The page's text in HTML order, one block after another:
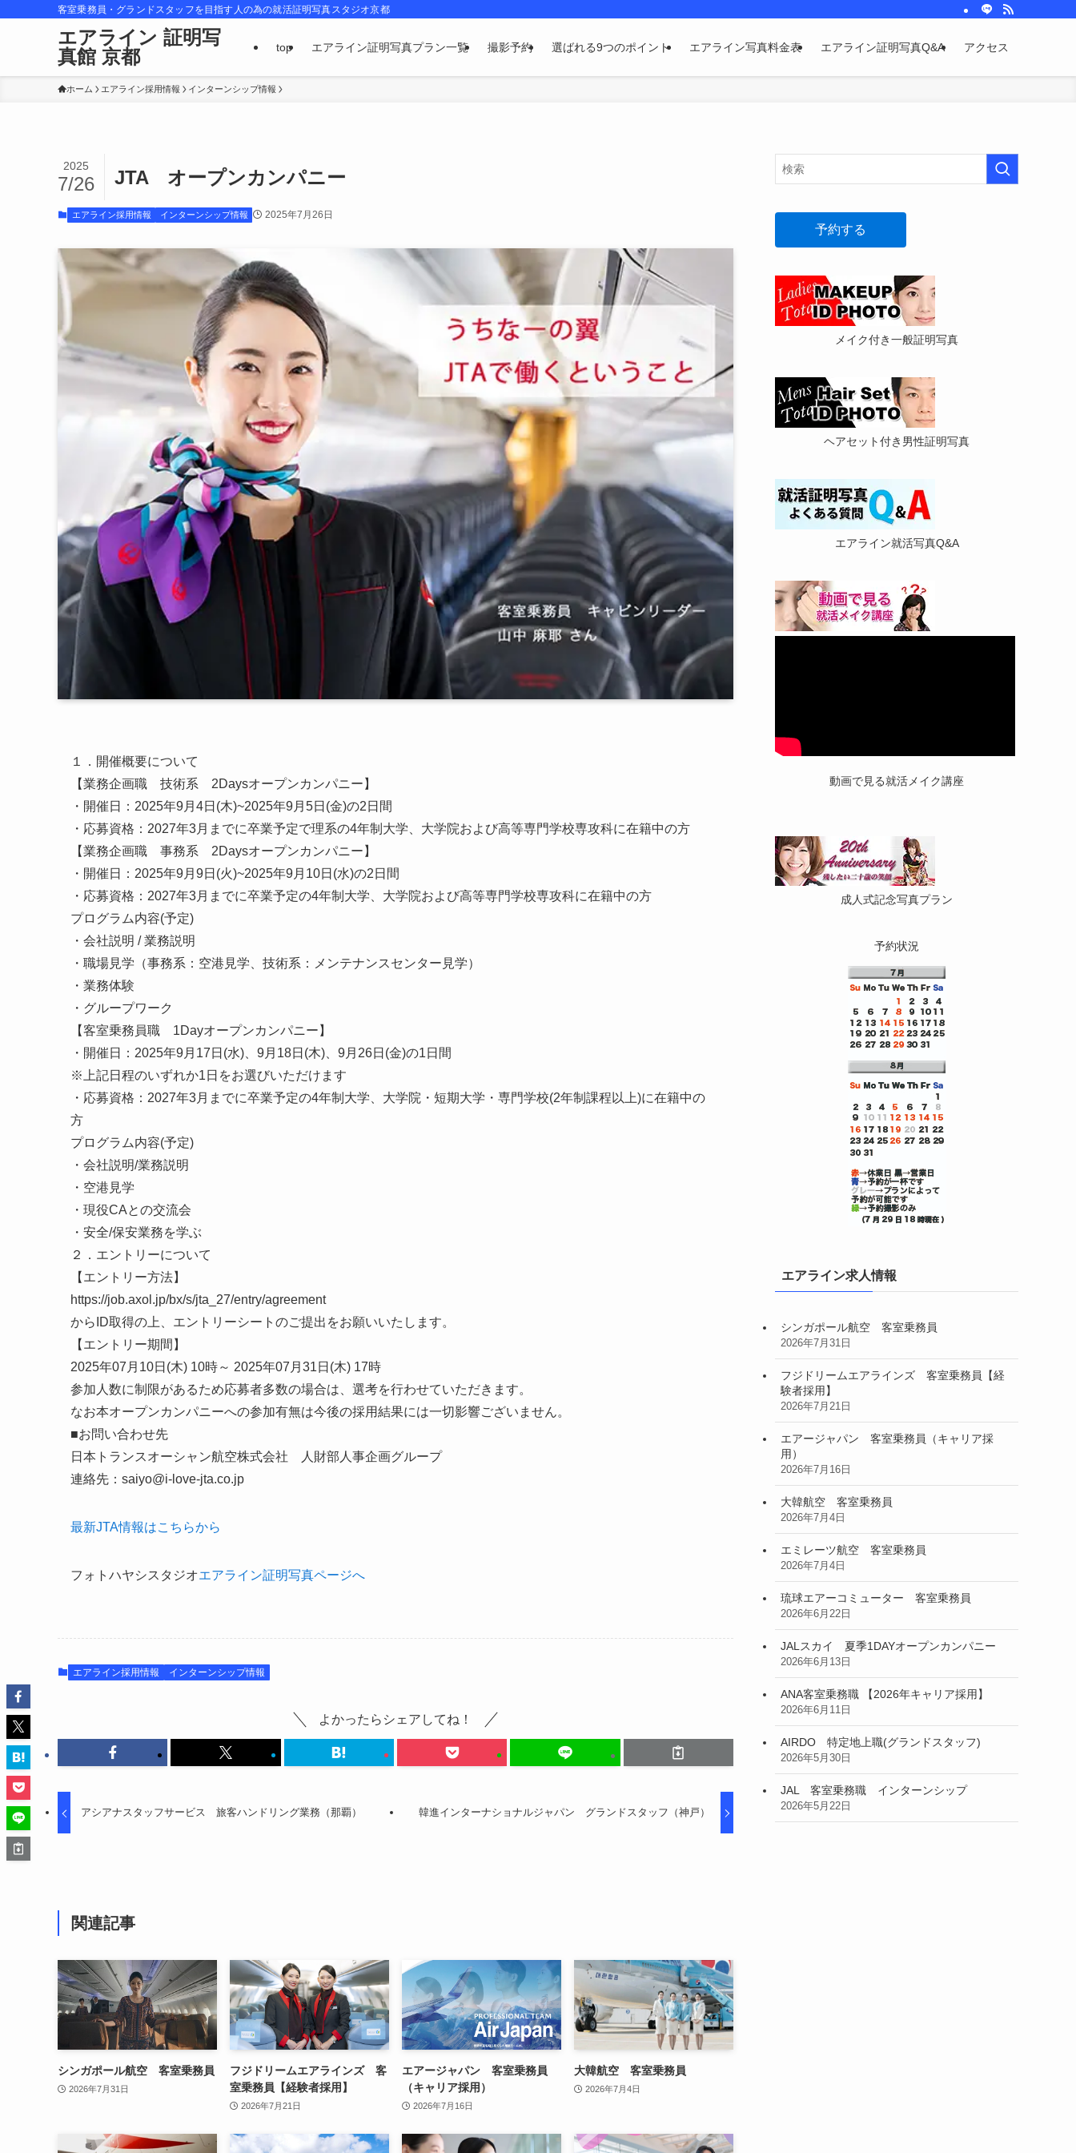
客室乗務員・グランドスタッフを目指す人の為の就活証明写真スタジオ京都
エアライン 証明写
真館 京都
top エアライン証明写真プラン一覧 撮影予約 選ばれる9つのポイント エアライン写真料金表 エアライン証明写真Q&A アクセス
ホーム エアライン採用情報 インターンシップ情報
JTA オープンカンパニー
2025
7/26
エアライン採用情報 インターンシップ情報 2025年7月26日
１．開催概要について
【業務企画職 技術系 2Daysオープンカンパニー】
・開催日：2025年9月4日(木)~2025年9月5日(金)の2日間
・応募資格：2027年3月までに卒業予定で理系の4年制大学、大学院および高等専門学校専攻科に在籍中の方
【業務企画職 事務系 2Daysオープンカンパニー】
・開催日：2025年9月9日(火)~2025年9月10日(水)の2日間
・応募資格：2027年3月までに卒業予定の4年制大学、大学院および高等専門学校専攻科に在籍中の方
プログラム内容(予定)
・会社説明 / 業務説明
・職場見学（事務系：空港見学、技術系：メンテナンスセンター見学）
・業務体験
・グループワーク
【客室乗務員職 1Dayオープンカンパニー】
・開催日：2025年9月17日(水)、9月18日(木)、9月26日(金)の1日間
※上記日程のいずれか1日をお選びいただけます
・応募資格：2027年3月までに卒業予定の4年制大学、大学院・短期大学・専門学校(2年制課程以上)に在籍中の
方
プログラム内容(予定)
・会社説明/業務説明
・空港見学
・現役CAとの交流会
・安全/保安業務を学ぶ
２．エントリーについて
【エントリー方法】
https://job.axol.jp/bx/s/jta_27/entry/agreement
からID取得の上、エントリーシートのご提出をお願いいたします。
【エントリー期間】
2025年07月10日(木) 10時～ 2025年07月31日(木) 17時
参加人数に制限があるため応募者多数の場合は、選考を行わせていただきます。
なお本オープンカンパニーへの参加有無は今後の採用結果には一切影響ございません。
■お問い合わせ先
日本トランスオーシャン航空株式会社 人財部人事企画グループ
連絡先：saiyo@i-love-jta.co.jp
最新JTA情報はこちらから
フォトハヤシスタジオエアライン証明写真ページへ
エアライン採用情報 インターンシップ情報
よかったらシェアしてね！
アシアナスタッフサービス 旅客ハンドリング業務（那覇） 韓進インターナショナルジャパン グランドスタッフ（神戸）
関連記事
シンガポール航空 客室乗務員
2026年7月31日
フジドリームエアラインズ 客
室乗務員【経験者採用】
2026年7月21日
エアージャパン 客室乗務員
（キャリア採用）
2026年7月16日
大韓航空 客室乗務員
2026年7月4日
予約する
メイク付き一般証明写真
ヘアセット付き男性証明写真
エアライン就活写真Q&A
動画で見る就活メイク講座
成人式記念写真プラン
予約状況
エアライン求人情報
シンガポール航空 客室乗務員
2026年7月31日
フジドリームエアラインズ 客室乗務員【経
験者採用】
2026年7月21日
エアージャパン 客室乗務員（キャリア採
用）
2026年7月16日
大韓航空 客室乗務員
2026年7月4日
エミレーツ航空 客室乗務員
2026年7月4日
琉球エアーコミューター 客室乗務員
2026年6月22日
JALスカイ 夏季1DAYオープンカンパニー
2026年6月13日
ANA客室乗務職 【2026年キャリア採用】
2026年6月11日
AIRDO 特定地上職(グランドスタッフ)
2026年5月30日
JAL 客室乗務職 インターンシップ
2026年5月22日